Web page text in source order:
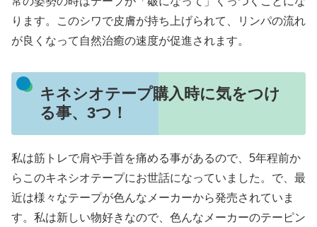
ります。このシワで皮膚が持ち上げられて、リンパの流れ
が良くなって自然治癒の速度が促進されます。
キネシオテープ購入時に気をつけ
る事、3つ！
私は筋トレで肩や手首を痛める事があるので、5年程前か
らこのキネシオテープにお世話になっていました。で、最
近は様々なテープが色んなメーカーから発売されていま
す。私は新しい物好きなので、色んなメーカーのテーピン